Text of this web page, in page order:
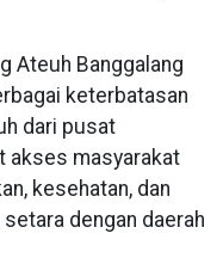
Ateuh Banggalang
keterbatasan
dari pusat
akses masyarakat
kesehatan, dan
dengan daerah